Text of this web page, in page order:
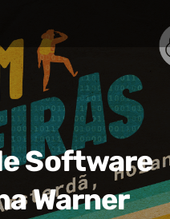
Software
Warner